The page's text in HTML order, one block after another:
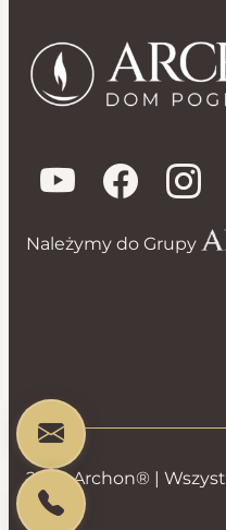
Należymy do Grupy
2026 Archon® |